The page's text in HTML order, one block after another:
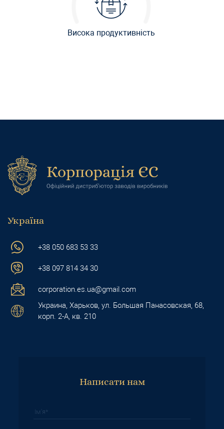
Висока продуктивність
Україна
+38 050 683 53 33
+38 097 814 34 30
corporation.es.ua@gmail.com
Украина, Харьков, ул. Большая Панасовская, 68,
корп. 2-А, кв. 210
Написати нам